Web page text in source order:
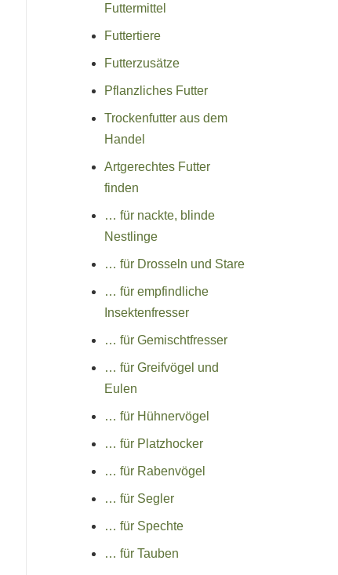
Futtermittel
Futtertiere
Futterzusätze
Pflanzliches Futter
Trockenfutter aus dem
Handel
Artgerechtes Futter
finden
… für nackte, blinde
Nestlinge
… für Drosseln und Stare
… für empfindliche
Insektenfresser
… für Gemischtfresser
… für Greifvögel und
Eulen
… für Hühnervögel
… für Platzhocker
… für Rabenvögel
… für Segler
… für Spechte
… für Tauben